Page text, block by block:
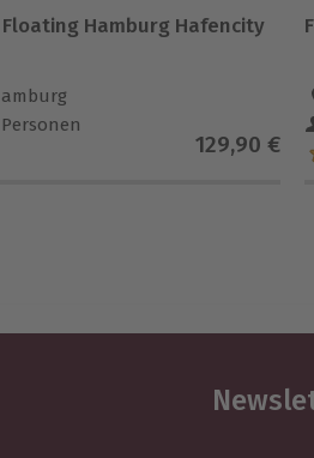
Floating Hamburg Hafencity
129,90 €